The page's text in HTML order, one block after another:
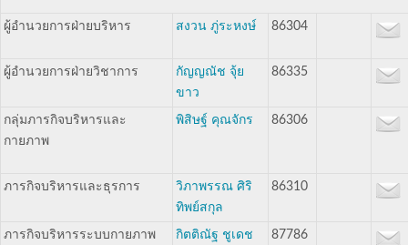
ผู้อำนวยการฝ่ายบริหาร สงวน ภู่ระหงษ์ 86304
ผู้อำนวยการฝ่ายวิชาการ
กัญญณัช จุ้ย
ขาว
86335
กลุ่มภารกิจบริหารและ
กายภาพ
พิสิษฐ์ คุณจักร 86306
ภารกิจบริหารและธุรการ
วิภาพรรณ ศิริ
ทิพย์สกุล
86310
ภารกิจบริหารระบบกายภาพ กิตติณัฐ ชูเดช 87786